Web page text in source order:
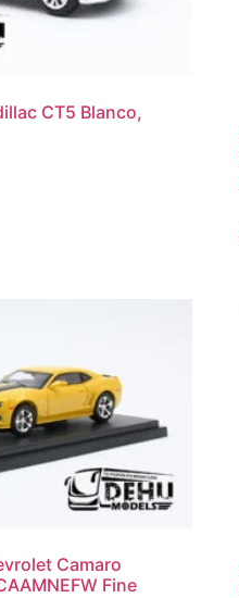
CT5 Blanco,
Camaro
Fine